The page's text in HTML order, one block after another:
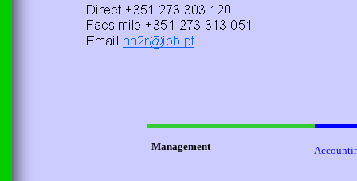
Management